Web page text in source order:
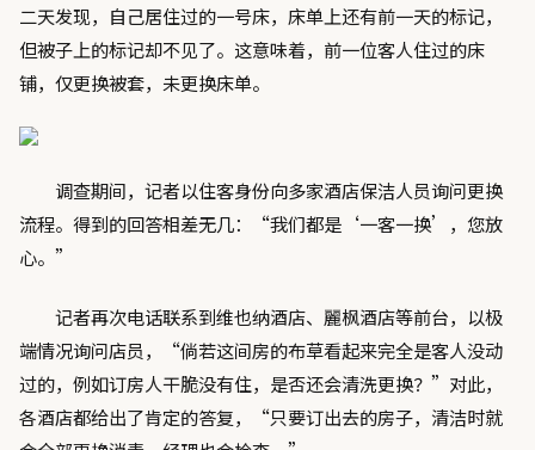
二天发现，自己居住过的一号床，床单上还有前一天的标记，
但被子上的标记却不见了。这意味着，前一位客人住过的床
铺，仅更换被套，未更换床单。
调查期间，记者以住客身份向多家酒店保洁人员询问更换
流程。得到的回答相差无几：“我们都是‘一客一换’，您放
心。”
记者再次电话联系到维也纳酒店、麗枫酒店等前台，以极
端情况询问店员，“倘若这间房的布草看起来完全是客人没动
过的，例如订房人干脆没有住，是否还会清洗更换？”对此，
各酒店都给出了肯定的答复，“只要订出去的房子，清洁时就